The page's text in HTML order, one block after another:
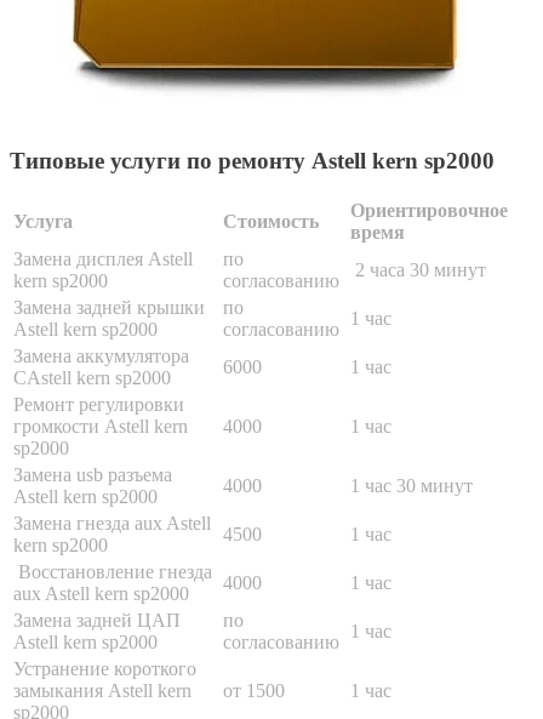
Типовые услуги по ремонту Astell kern sp2000
Услуга Стоимость
Ориентировочное
время
Замена дисплея Astell
kern sp2000
по
согласованию
2 часа 30 минут
Замена задней крышки
Astell kern sp2000
по
согласованию
1 час
Замена аккумулятора
CAstell kern sp2000
6000
1 час
Ремонт регулировки
громкости Astell kern
sp2000
4000 1 час
Замена usb разъема
Astell kern sp2000
4000
1 час 30 минут
Замена гнезда aux Astell
kern sp2000
4500
1 час
Восстановление гнезда
aux Astell kern sp2000
4000
1 час
Замена задней ЦАП
Astell kern sp2000
по
согласованию
1 час
Устранение короткого
замыкания Astell kern
sp2000
от 1500 1 час